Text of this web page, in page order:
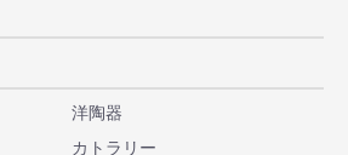
洋陶器
カトラリー